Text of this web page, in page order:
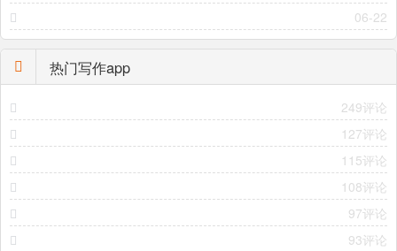
06-22
热门写作app
249评论
127评论
115评论
108评论
97评论
93评论